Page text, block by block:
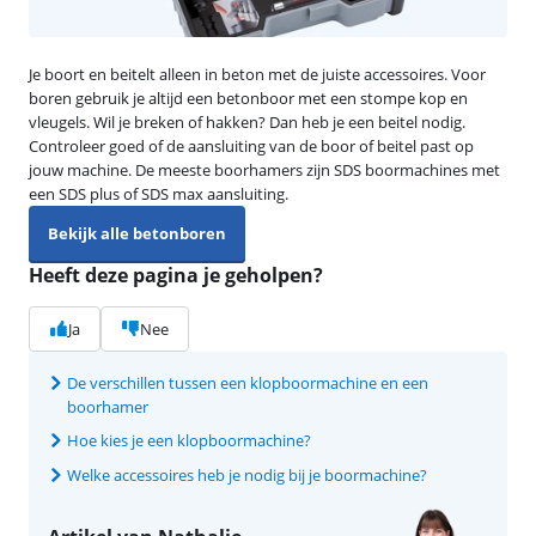
Je boort en beitelt alleen in beton met de juiste accessoires. Voor
boren gebruik je altijd een betonboor met een stompe kop en
vleugels. Wil je breken of hakken? Dan heb je een beitel nodig.
Controleer goed of de aansluiting van de boor of beitel past op
jouw machine. De meeste boorhamers zijn SDS boormachines met
een SDS plus of SDS max aansluiting.
Bekijk alle betonboren
Heeft deze pagina je geholpen?
Ja Nee
De verschillen tussen een klopboormachine en een
boorhamer
Hoe kies je een klopboormachine?
Welke accessoires heb je nodig bij je boormachine?